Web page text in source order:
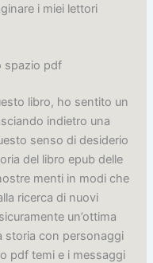
i miei lettori
spazio pdf
libro, ho sentito un
indietro una
senso di desiderio
del libro epub delle
menti in modi che
ricerca di nuovi
un’ottima
storia con personaggi
pdf temi e i messaggi